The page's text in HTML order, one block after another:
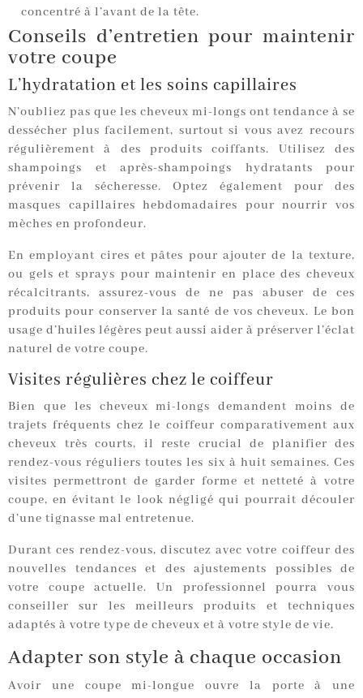
concentré à l’avant de la tête.
Conseils d’entretien pour maintenir
votre coupe
L’hydratation et les soins capillaires
N’oubliez pas que les cheveux mi-longs ont tendance à se
dessécher plus facilement, surtout si vous avez recours
régulièrement à des produits coiffants. Utilisez des
shampoings et après-shampoings hydratants pour
prévenir la sécheresse. Optez également pour des
masques capillaires hebdomadaires pour nourrir vos
mèches en profondeur.
En employant cires et pâtes pour ajouter de la texture,
ou gels et sprays pour maintenir en place des cheveux
récalcitrants, assurez-vous de ne pas abuser de ces
produits pour conserver la santé de vos cheveux. Le bon
usage d’huiles légères peut aussi aider à préserver l’éclat
naturel de votre coupe.
Visites régulières chez le coiffeur
Bien que les cheveux mi-longs demandent moins de
trajets fréquents chez le coiffeur comparativement aux
cheveux très courts, il reste crucial de planifier des
rendez-vous réguliers toutes les six à huit semaines. Ces
visites permettront de garder forme et netteté à votre
coupe, en évitant le look négligé qui pourrait découler
d’une tignasse mal entretenue.
Durant ces rendez-vous, discutez avec votre coiffeur des
nouvelles tendances et des ajustements possibles de
votre coupe actuelle. Un professionnel pourra vous
conseiller sur les meilleurs produits et techniques
adaptés à votre type de cheveux et à votre style de vie.
Adapter son style à chaque occasion
Avoir une coupe mi-longue ouvre la porte à une